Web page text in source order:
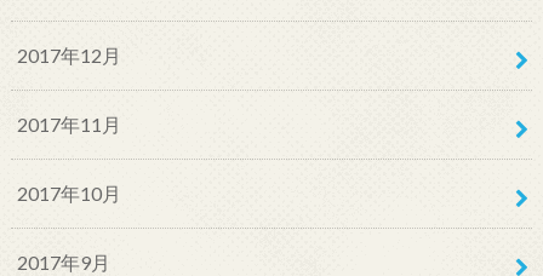
2017年12月
2017年11月
2017年10月
2017年9月